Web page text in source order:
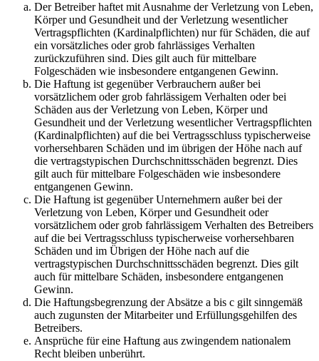
Der Betreiber haftet mit Ausnahme der Verletzung von Leben,
Körper und Gesundheit und der Verletzung wesentlicher
Vertragspflichten (Kardinalpflichten) nur für Schäden, die auf
ein vorsätzliches oder grob fahrlässiges Verhalten
zurückzuführen sind. Dies gilt auch für mittelbare
Folgeschäden wie insbesondere entgangenen Gewinn.
Die Haftung ist gegenüber Verbrauchern außer bei
vorsätzlichem oder grob fahrlässigem Verhalten oder bei
Schäden aus der Verletzung von Leben, Körper und
Gesundheit und der Verletzung wesentlicher Vertragspflichten
(Kardinalpflichten) auf die bei Vertragsschluss typischerweise
vorhersehbaren Schäden und im übrigen der Höhe nach auf
die vertragstypischen Durchschnittsschäden begrenzt. Dies
gilt auch für mittelbare Folgeschäden wie insbesondere
entgangenen Gewinn.
Die Haftung ist gegenüber Unternehmern außer bei der
Verletzung von Leben, Körper und Gesundheit oder
vorsätzlichem oder grob fahrlässigem Verhalten des Betreibers
auf die bei Vertragsschluss typischerweise vorhersehbaren
Schäden und im Übrigen der Höhe nach auf die
vertragstypischen Durchschnittsschäden begrenzt. Dies gilt
auch für mittelbare Schäden, insbesondere entgangenen
Gewinn.
Die Haftungsbegrenzung der Absätze a bis c gilt sinngemäß
auch zugunsten der Mitarbeiter und Erfüllungsgehilfen des
Betreibers.
Ansprüche für eine Haftung aus zwingendem nationalem
Recht bleiben unberührt.